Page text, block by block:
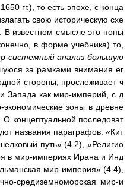
гг.), то есть эпохе, с конца
свою историческую схе
известном смысле это попы
в форме учебника) то,
системный анализ большую
за рамками внимания ег
стороны, прослеживает ч
Запада как мир-империй, с д
зоны в древне
концептуальной последоват
названия параграфов: «Кит
путь» (4.2), «Религио
в мир-империях Ирана и Инд
мир-империя» (4.4),
средиземноморская мир-и